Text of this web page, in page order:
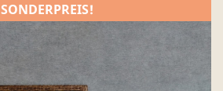
SONDERPREIS!